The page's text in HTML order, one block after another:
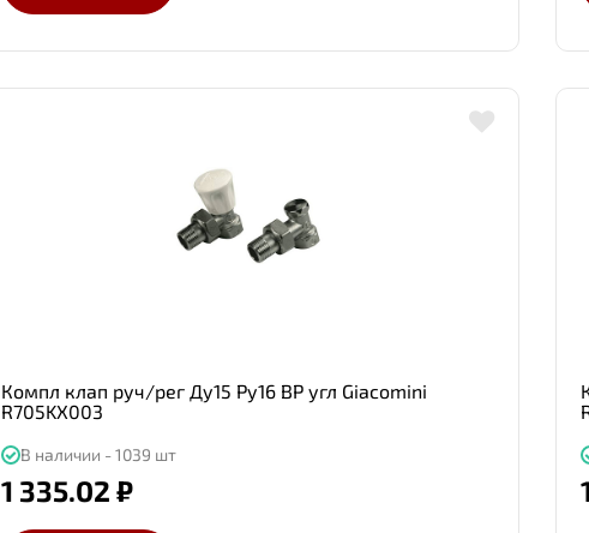
Компл клап руч/рег Ду15 Ру16 ВР угл Giacomini
R705KX003
В наличии - 1039 шт
1 335.02 ₽